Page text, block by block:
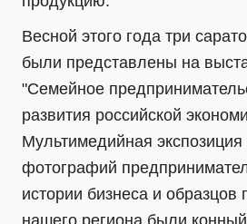
Весной этого года три
были представлены на
"Семейное
развития российской
Мультимедийная экспозиция
фотографий
истории бизнеса и образцов
нашего региона были